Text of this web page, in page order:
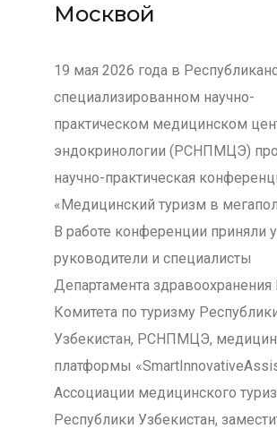
Москвой
19 мая 2026 года в
специализированном научно-
практическом медицинском
эндокринологии (РСНПМЦЭ)
научно-практическая
«Медицинский туризм в
В работе конференции приняли
руководители и специалисты
Департамента
Комитета по туризму
Узбекистан, РСНПМЦЭ,
платформы
Ассоциации медицинского
Республики Узбекистан,